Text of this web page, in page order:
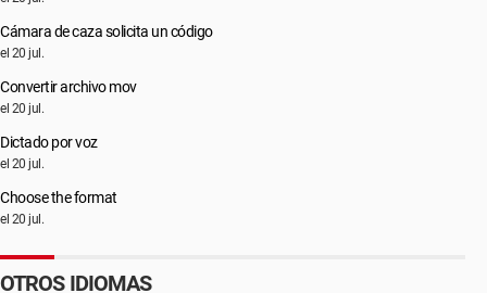
Cámara de caza solicita un código
el 20 jul.
Convertir archivo mov
el 20 jul.
Dictado por voz
el 20 jul.
Choose the format
el 20 jul.
OTROS IDIOMAS